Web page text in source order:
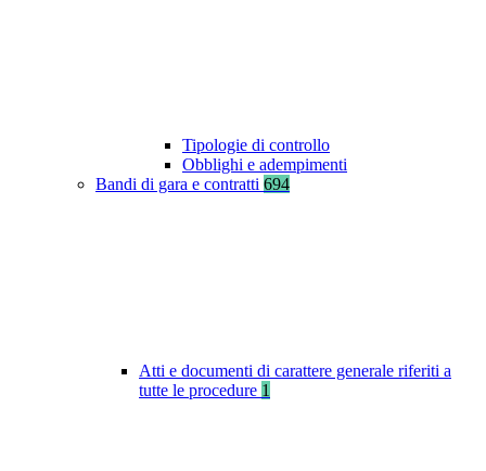
Tipologie di controllo
Obblighi e adempimenti
Bandi di gara e contratti 694
Atti e documenti di carattere generale riferiti a
tutte le procedure 1